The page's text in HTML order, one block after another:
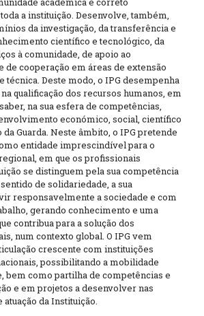
a instituição. Desenvolve, também,
da investigação, da transferência e
científico e tecnológico, da
à comunidade, de apoio ao
de cooperação em áreas de extensão
técnica. Deste modo, o IPG desempenha
qualificação dos recursos humanos, em
na sua esfera de competências,
económico, social, científico
Guarda. Neste âmbito, o IPG pretende
entidade imprescindível para o
em que os profissionais
se distinguem pela sua competência
de solidariedade, a sua
responsavelmente a sociedade e com
gerando conhecimento e uma
contribua para a solução dos
num contexto global. O IPG vem
crescente com instituições
possibilitando a mobilidade
bem como partilha de competências e
e em projetos a desenvolver nas
da Instituição.